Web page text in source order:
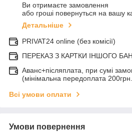
Ви отримаєте замовлення
або гроші повернуться на вашу
Детальніше
PRIVAT24 online (без комісії)
ПЕРЕКАЗ З КАРТКИ ІНШОГО
Аванс+післяплата, при сумі
(мінімальна передоплата
Всі умови оплати
Умови повернення